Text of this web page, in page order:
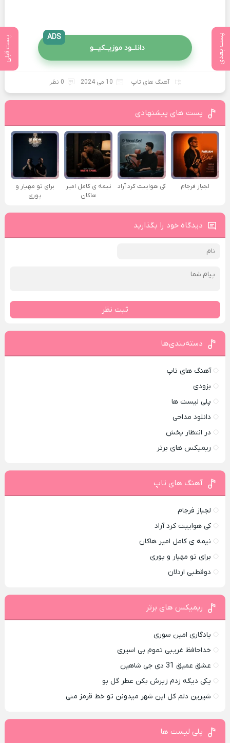
پست بعدی پست قبلی دانلــود موزیــکیـــو
ADS
آهنگ های تاپ 10 می 2024 0 نظر
پست های پیشنهادی
لجباز فرجام کی هواییت کرد آراد
نیمه ی کامل امیر
هاکان
برای تو مهیار و
پوری
دیدگاه خود را بگذارید
ثبت نظر
دسته‌بندی‌ها
آهنگ های تاپ
بزودی
پلی لیست ها
دانلود مداحی
در انتظار پخش
ریمیکس های برتر
آهنگ های تاپ
لجباز فرجام
کی هواییت کرد آراد
نیمه ی کامل امیر هاکان
برای تو مهیار و پوری
دوقطبی اردلان
ریمیکس های برتر
یادگاری امین سوری
خداحافظ غریبی تموم بی اسیری
عشق عمیق 31 دی جی شاهین
یکی دیگه زدم زیرش بکن عطر گل بو
شیرین دلم کل این شهر میدونن تو خط قرمز منی
پلی لیست ها